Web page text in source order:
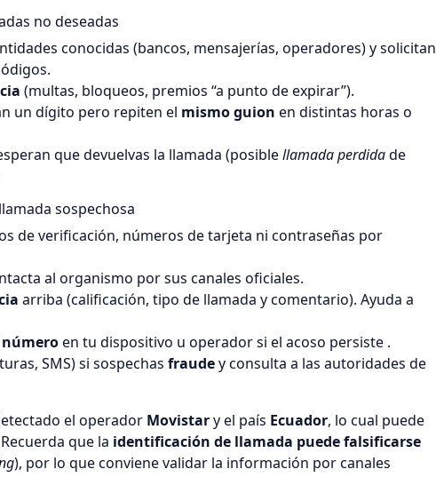
no deseadas
conocidas (bancos, mensajerías, operadores) y solicitan
(multas, bloqueos, premios “a punto de expirar”).
un dígito pero repiten el mismo guion en distintas horas o
que devuelvas la llamada (posiblellamada perdidade
sospechosa
de verificación, números de tarjeta ni contraseñas por
al organismo por sus canales oficiales.
arriba (calificación, tipo de llamada y comentario). Ayuda a
en tu dispositivo u operador si el acoso persiste .
SMS) si sospechas fraudey consulta a las autoridades de
el operador Movistary el país Ecuador, lo cual puede
que la identificación de llamada puede falsificarse
), por lo que conviene validar la información por canales